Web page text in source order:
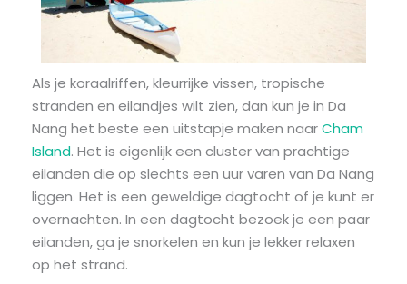
Als je koraalriffen, kleurrijke vissen, tropische
stranden en eilandjes wilt zien, dan kun je in Da
Nang het beste een uitstapje maken naarCham
Island. Het is eigenlijk een cluster van prachtige
eilanden die op slechts een uur varen van Da Nang
liggen. Het is een geweldige dagtocht of je kunt er
overnachten. In een dagtocht bezoek je een paar
eilanden, ga je snorkelen en kun je lekker relaxen
op het strand.